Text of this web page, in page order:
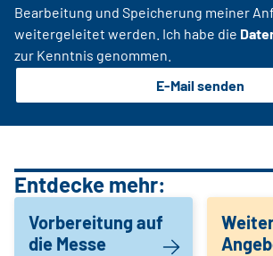
Bearbeitung und Speicherung meiner
weitergeleitet werden. Ich habe die
zur Kenntnis genommen.
E-Mail senden
Entdecke mehr:
Vorbereitung auf
die Messe